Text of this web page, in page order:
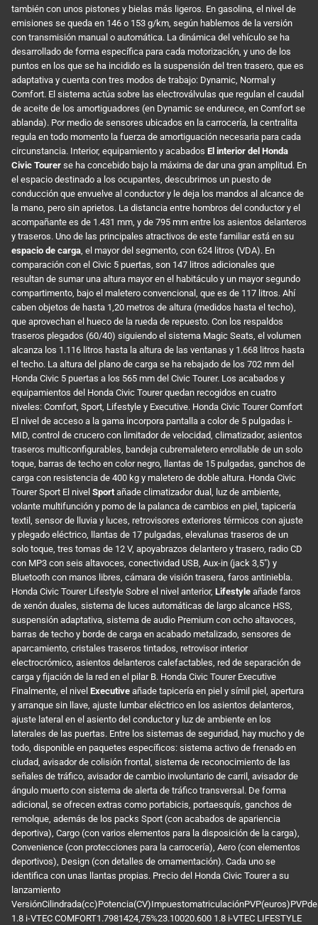
también con unos pistones y bielas más ligeros. En gasolina, el nivel de
emisiones se queda en 146 o 153 g/km, según hablemos de la versión
con transmisión manual o automática. La dinámica del vehículo se ha
desarrollado de forma específica para cada motorización, y uno de los
puntos en los que se ha incidido es la suspensión del tren trasero, que es
adaptativa y cuenta con tres modos de trabajo: Dynamic, Normal y
Comfort. El sistema actúa sobre las electroválvulas que regulan el caudal
de aceite de los amortiguadores (en Dynamic se endurece, en Comfort se
ablanda). Por medio de sensores ubicados en la carrocería, la centralita
regula en todo momento la fuerza de amortiguación necesaria para cada
circunstancia. Interior, equipamiento y acabados El interior del Honda
Civic Tourer se ha concebido bajo la máxima de dar una gran amplitud. En
el espacio destinado a los ocupantes, descubrimos un puesto de
conducción que envuelve al conductor y le deja los mandos al alcance de
la mano, pero sin aprietos. La distancia entre hombros del conductor y el
acompañante es de 1.431 mm, y de 795 mm entre los asientos delanteros
y traseros. Uno de las principales atractivos de este familiar está en su
espacio de carga, el mayor del segmento, con 624 litros (VDA). En
comparación con el Civic 5 puertas, son 147 litros adicionales que
resultan de sumar una altura mayor en el habitáculo y un mayor segundo
compartimento, bajo el maletero convencional, que es de 117 litros. Ahí
caben objetos de hasta 1,20 metros de altura (medidos hasta el techo),
que aprovechan el hueco de la rueda de repuesto. Con los respaldos
traseros plegados (60/40) siguiendo el sistema Magic Seats, el volumen
alcanza los 1.116 litros hasta la altura de las ventanas y 1.668 litros hasta
el techo. La altura del plano de carga se ha rebajado de los 702 mm del
Honda Civic 5 puertas a los 565 mm del Civic Tourer. Los acabados y
equipamientos del Honda Civic Tourer quedan recogidos en cuatro
niveles: Comfort, Sport, Lifestyle y Executive. Honda Civic Tourer Comfort
El nivel de acceso a la gama incorpora pantalla a color de 5 pulgadas i-
MID, control de crucero con limitador de velocidad, climatizador, asientos
traseros multiconfigurables, bandeja cubremaletero enrollable de un solo
toque, barras de techo en color negro, llantas de 15 pulgadas, ganchos de
carga con resistencia de 400 kg y maletero de doble altura. Honda Civic
Tourer Sport El nivel Sportañade climatizador dual, luz de ambiente,
volante multifunción y pomo de la palanca de cambios en piel, tapicería
textil, sensor de lluvia y luces, retrovisores exteriores térmicos con ajuste
y plegado eléctrico, llantas de 17 pulgadas, elevalunas traseros de un
solo toque, tres tomas de 12 V, apoyabrazos delantero y trasero, radio CD
con MP3 con seis altavoces, conectividad USB, Aux-in (jack 3,5") y
Bluetooth con manos libres, cámara de visión trasera, faros antiniebla.
Honda Civic Tourer Lifestyle Sobre el nivel anterior, Lifestyle añade faros
de xenón duales, sistema de luces automáticas de largo alcance HSS,
suspensión adaptativa, sistema de audio Premium con ocho altavoces,
barras de techo y borde de carga en acabado metalizado, sensores de
aparcamiento, cristales traseros tintados, retrovisor interior
electrocrómico, asientos delanteros calefactables, red de separación de
carga y fijación de la red en el pilar B. Honda Civic Tourer Executive
Finalmente, el nivel Executive añade tapicería en piel y símil piel, apertura
y arranque sin llave, ajuste lumbar eléctrico en los asientos delanteros,
ajuste lateral en el asiento del conductor y luz de ambiente en los
laterales de las puertas. Entre los sistemas de seguridad, hay mucho y de
todo, disponible en paquetes específicos: sistema activo de frenado en
ciudad, avisador de colisión frontal, sistema de reconocimiento de las
señales de tráfico, avisador de cambio involuntario de carril, avisador de
ángulo muerto con sistema de alerta de tráfico transversal. De forma
adicional, se ofrecen extras como portabicis, portaesquís, ganchos de
remolque, además de los packs Sport (con acabados de apariencia
deportiva), Cargo (con varios elementos para la disposición de la carga),
Convenience (con protecciones para la carrocería), Aero (con elementos
deportivos), Design (con detalles de ornamentación). Cada uno se
identifica con unas llantas propias. Precio del Honda Civic Tourer a su
lanzamiento
1.8 i-VTEC COMFORT1.7981424,75%23.10020.600 1.8 i-VTEC LIFESTYLE